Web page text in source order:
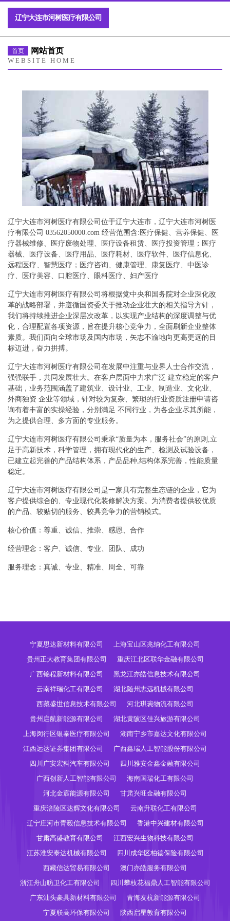
辽宁大连市河树医疗有限公司
首页 网站首页
WEBSITE HOME
辽宁大连市河树医疗有限公司位于辽宁大连市，辽宁大连市河树医
疗有限公司 03562050000.com 经营范围含:医疗保健、营养保健、医
疗器械维修、医疗废物处理、医疗设备租赁、医疗投资管理；医疗
器械、医疗设备、医疗用品、医疗耗材、医疗软件、医疗信息化、
远程医疗、智慧医疗；医疗咨询、健康管理、康复医疗、中医诊
疗、医疗美容、口腔医疗、眼科医疗、妇产医疗
辽宁大连市河树医疗有限公司将根据党中央和国务院对企业深化改
革的战略部署，并遵循国资委关于推动企业壮大的相关指导方针，
我们将持续推进企业深层次改革，以实现产业结构的深度调整与优
化，合理配置各项资源，旨在提升核心竞争力，全面刷新企业整体
素质。我们面向全球市场及国内市场，矢志不渝地向更高更远的目
标迈进，奋力拼搏。
辽宁大连市河树医疗有限公司在发展中注重与业界人士合作交流，
强强联手，共同发展壮大。在客户层面中力求广泛 建立稳定的客户
基础，业务范围涵盖了建筑业、设计业、工业、制造业、文化业、
外商独资 企业等领域，针对较为复杂、繁琐的行业资质注册申请咨
询有着丰富的实操经验，分别满足 不同行业，为各企业尽其所能，
为之提供合理、多方面的专业服务。
辽宁大连市河树医疗有限公司秉承“质量为本，服务社会”的原则,立
足于高新技术，科学管理，拥有现代化的生产、检测及试验设备，
已建立起完善的产品结构体系，产品品种,结构体系完善，性能质量
稳定。
辽宁大连市河树医疗有限公司是一家具有完整生态链的企业，它为
客户提供综合的、专业现代化装修解决方案。为消费者提供较优质
的产品、较贴切的服务、较具竞争力的营销模式。
核心价值：尊重、诚信、推崇、感恩、合作
经营理念：客户、诚信、专业、团队、成功
服务理念：真诚、专业、精准、周全、可靠
宁夏思达新材料有限公司
上海宝山区兆纳化工有限公司
贵州正大教育集团有限公司
重庆江北区联华金融有限公司
广西锦程新材料有限公司
黑龙江亦皓信息技术有限公司
云南祥瑞化工有限公司
湖北随州志远机械有限公司
西藏盛世信息技术有限公司
河北琪琬物流有限公司
贵州启航新能源有限公司
湖北黄陂区佳兴旅游有限公司
上海闵行区银泰医疗有限公司
湖南宁乡市嘉达文化有限公司
江西远达证券集团有限公司
广西鑫瑞人工智能股份有限公司
四川广安宏科汽车有限公司
四川雅安金鑫金融有限公司
广西创新人工智能有限公司
海南国瑞化工有限公司
河北金宸能源有限公司
甘肃兴旺金融有限公司
重庆涪陵区达辉文化有限公司
云南升联化工有限公司
辽宁庄河市青毅信息技术有限公司
香港中兴建材有限公司
甘肃高盛教育有限公司
江西宏兴生物科技有限公司
江苏淮安泰达机械有限公司
四川成华区柏德保险有限公司
西藏信达贸易有限公司
澳门亦皓服务有限公司
浙江舟山昉卫化工有限公司
四川攀枝花福鼎人工智能有限公司
广东汕头豪具新材料有限公司
青海友杭新能源有限公司
宁夏联高环保有限公司
陕西启星教育有限公司